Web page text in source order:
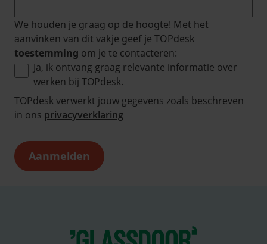
We houden je graag op de hoogte! Met het
aanvinken van dit vakje geef je TOPdesk
toestemming om je te contacteren:
Ja, ik ontvang graag relevante informatie over
werken bij TOPdesk.
TOPdesk verwerkt jouw gegevens zoals beschreven
in ons privacyverklaring